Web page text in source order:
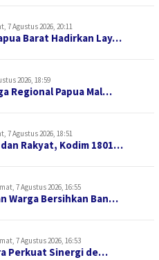
7 Agustus 2026, 20:11
Barat Hadirkan Lay…
2026, 18:59
Regional Papua Mal…
7 Agustus 2026, 18:51
Rakyat, Kodim 1801…
7 Agustus 2026, 16:55
Warga Bersihkan Ban…
7 Agustus 2026, 16:53
Perkuat Sinergi de…